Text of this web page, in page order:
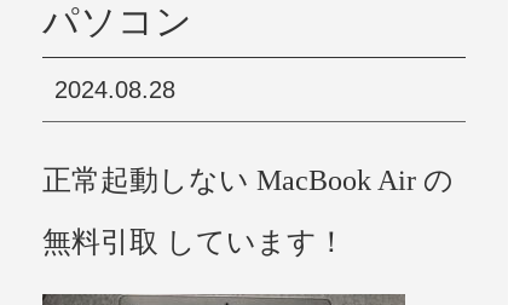
パソコン
2024.08.28
正常起動しない MacBook Air の
無料引取 しています！